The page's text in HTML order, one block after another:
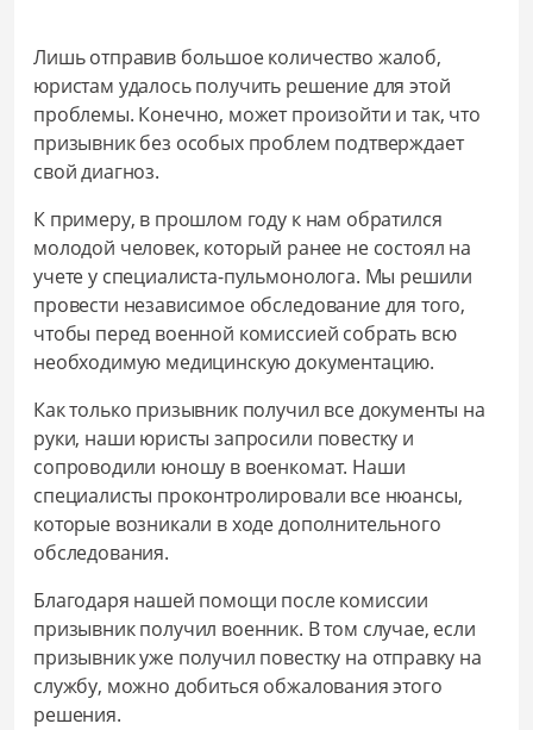
Лишь отправив большое количество жалоб,
юристам удалось получить решение для этой
проблемы. Конечно, может произойти и так, что
призывник без особых проблем подтверждает
свой диагноз.
К примеру, в прошлом году к нам обратился
молодой человек, который ранее не состоял на
учете у специалиста-пульмонолога. Мы решили
провести независимое обследование для того,
чтобы перед военной комиссией собрать всю
необходимую медицинскую документацию.
Как только призывник получил все документы на
руки, наши юристы запросили повестку и
сопроводили юношу в военкомат. Наши
специалисты проконтролировали все нюансы,
которые возникали в ходе дополнительного
обследования.
Благодаря нашей помощи после комиссии
призывник получил военник. В том случае, если
призывник уже получил повестку на отправку на
службу, можно добиться обжалования этого
решения.